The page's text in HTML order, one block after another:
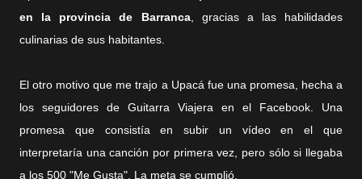
en la provincia de Barranca, gracias a las habilidades
culinarias de sus habitantes.
El otro motivo que me trajo a Upacá fue una promesa, hecha a
los seguidores de Guitarra Viajera en el Facebook. Una
promesa que consistía en subir un vídeo en el que
interpretaría una canción por primera vez, pero sólo si llegaba
a los 500 "Me Gusta". La meta se cumplió.